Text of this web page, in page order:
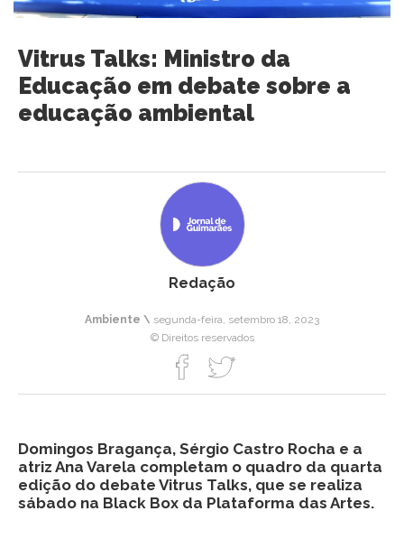
Vitrus Talks: Ministro da
Educação em debate sobre a
educação ambiental
Redação
Ambiente \ segunda-feira, setembro 18, 2023
© Direitos reservados
Domingos Bragança, Sérgio Castro Rocha e a
atriz Ana Varela completam o quadro da quarta
edição do debate Vitrus Talks, que se realiza
sábado na Black Box da Plataforma das Artes.